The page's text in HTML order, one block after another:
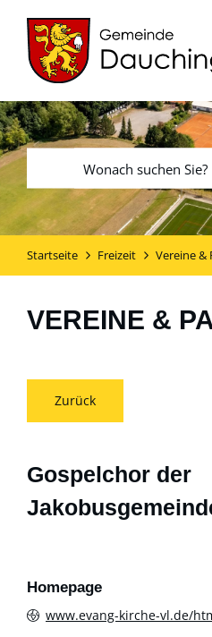
Startseite Freizeit Vereine &
VEREINE &
Zurück
Gospelchor der
Homepage
www.evang-kirche-vl.de/